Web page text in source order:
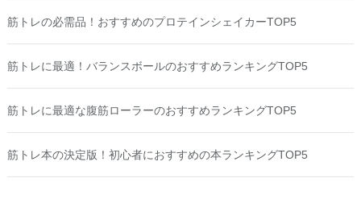
筋トレの必需品！おすすめのプロテインシェイカーTOP5
筋トレに最適！バランスボールのおすすめランキングTOP5
筋トレに最適な腹筋ローラーのおすすめランキングTOP5
筋トレ本の決定版！初心者におすすめの本ランキングTOP5